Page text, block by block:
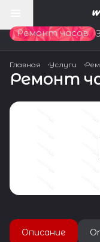
Ремонт часов
Главная Услуги
Ремонт
Описание